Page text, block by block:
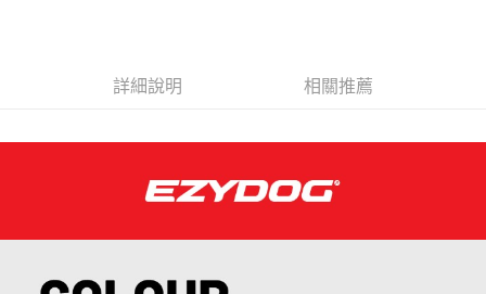
詳細說明 相關推薦